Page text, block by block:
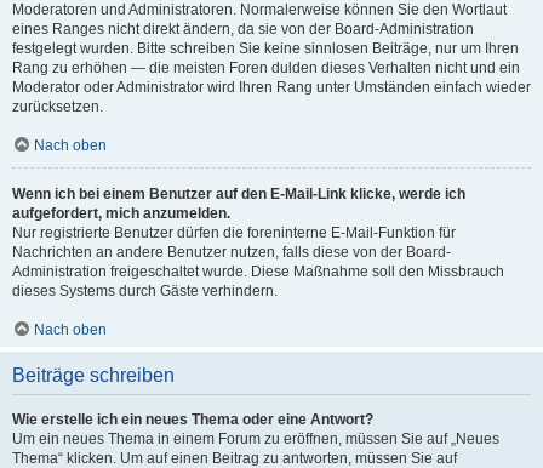
Moderatoren und Administratoren. Normalerweise können Sie den Wortlaut
eines Ranges nicht direkt ändern, da sie von der Board-Administration
festgelegt wurden. Bitte schreiben Sie keine sinnlosen Beiträge, nur um Ihren
Rang zu erhöhen — die meisten Foren dulden dieses Verhalten nicht und ein
Moderator oder Administrator wird Ihren Rang unter Umständen einfach wieder
zurücksetzen.
Nach oben
Wenn ich bei einem Benutzer auf den E-Mail-Link klicke, werde ich
aufgefordert, mich anzumelden.
Nur registrierte Benutzer dürfen die foreninterne E-Mail-Funktion für
Nachrichten an andere Benutzer nutzen, falls diese von der Board-
Administration freigeschaltet wurde. Diese Maßnahme soll den Missbrauch
dieses Systems durch Gäste verhindern.
Nach oben
Beiträge schreiben
Wie erstelle ich ein neues Thema oder eine Antwort?
Um ein neues Thema in einem Forum zu eröffnen, müssen Sie auf „Neues
Thema“ klicken. Um auf einen Beitrag zu antworten, müssen Sie auf